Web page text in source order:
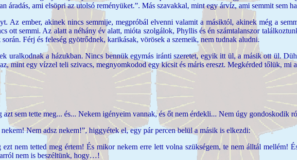
áradás, ami elsöpri az utolsó reményüket.”. Más szavakkal, mint egy árvíz, ami semmit sem
Az ember, akinek nincs semmije, megpróbál elvenni valamit a másiktól, akinek még a
ott semmi. Az alatt a néhány év alatt, mióta szolgálok, Phyllis és én számtalanszor
Férj és feleség gyötrődnek, karikásak, vörösek a szemeik, nem tudnak aludni.
uralkodnak a házukban. Nincs bennük egymás iránti szeretet, egyik itt ül, a másik ott ül.
mint egy vízzel teli szivacs, megnyomkodod egy kicsit és máris ereszt. Megkérded tőlük, mi
sem tette meg... és... Nekem igényeim vannak, és őt nem érdekli... Nem úgy gondoskodik
Nem adsz nekem!”, higgyétek el, egy pár percen belül a másik is elkezdi:
nem tetted meg értem! És mikor nekem erre lett volna szükségem, te nem álltál mellém!
nem is beszéltünk, hogy…!